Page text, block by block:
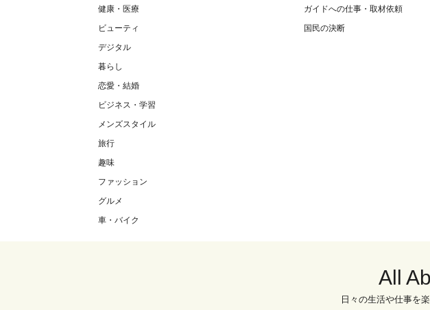
健康・医療
ビューティ
デジタル
暮らし
恋愛・結婚
ビジネス・学習
メンズスタイル
旅行
趣味
ファッション
グルメ
車・バイク
ガイドへの仕事・取材依頼
国民の決断
All
日々の生活や仕事を